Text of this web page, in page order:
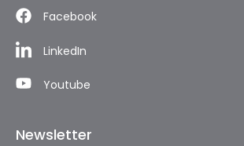
Facebook
LinkedIn
Youtube
Newsletter